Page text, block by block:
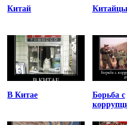
Китай Китайцы
В Китае
Борьба с